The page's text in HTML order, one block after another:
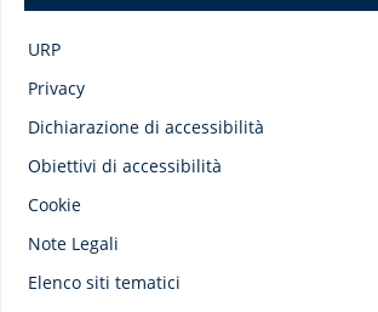
URP
Privacy
Dichiarazione di accessibilità
Obiettivi di accessibilità
Cookie
Note Legali
Elenco siti tematici